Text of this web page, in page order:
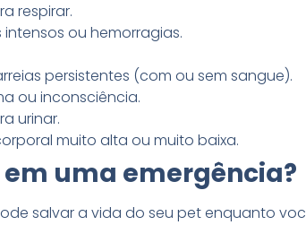
respirar.
ou hemorragias.
persistentes (com ou sem sangue).
ou inconsciência.
urinar.
muito alta ou muito baixa.
uma emergência?
salvar a vida do seu pet enquanto